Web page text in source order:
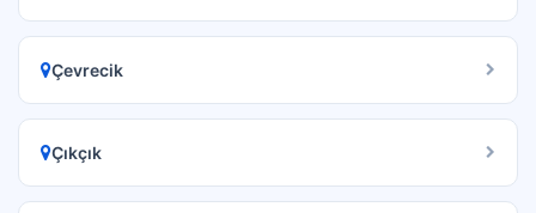
Çevrecik
Çıkçık